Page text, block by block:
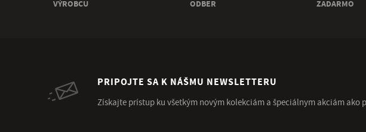
VÝROBCU
ODBER
ZADARMO
PRIPOJTE SA K NÁŠMU NEWSLETTERU
Získajte prístup ku všetkým novým kolekciám a špeciálnym akciám ako